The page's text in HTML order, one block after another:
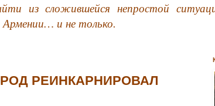
из сложившейся непростой
Армении… и не только.
РЕИНКАРНИРОВАЛ